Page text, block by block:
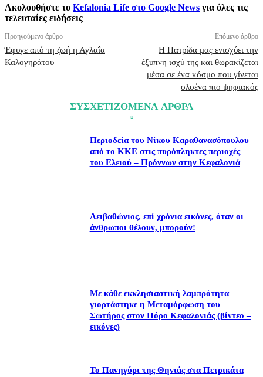
Ακολουθήστε το Kefalonia Life στο Google News για όλες τις
τελευταίες ειδήσεις
Προηγούμενο άρθρο
Έφυγε από τη ζωή η Αγλαΐα
Καλογηράτου
Επόμενο άρθρο
Η Πατρίδα μας ενισχύει την
έξυπνη ισχύ της και θωρακίζεται
μέσα σε ένα κόσμο που γίνεται
ολοένα πιο ψηφιακός
ΣΥΣΧΕΤΙΖΟΜΕΝΑ ΑΡΘΡΑ
Περιοδεία του Νίκου Καραθανασόπουλου
από το ΚΚΕ στις πυρόπληκτες περιοχές
του Ελειού – Πρόννων στην Κεφαλονιά
Λειβαθώνιος, επί χρόνια εικόνες, όταν οι
άνθρωποι θέλουν, μπορούν!
Με κάθε εκκλησιαστική λαμπρότητα
γιορτάστηκε η Μεταμόρφωση του
Σωτήρος στον Πόρο Κεφαλονιάς (βίντεο –
εικόνες)
Το Πανηγύρι της Θηνιάς στα Πετρικάτα